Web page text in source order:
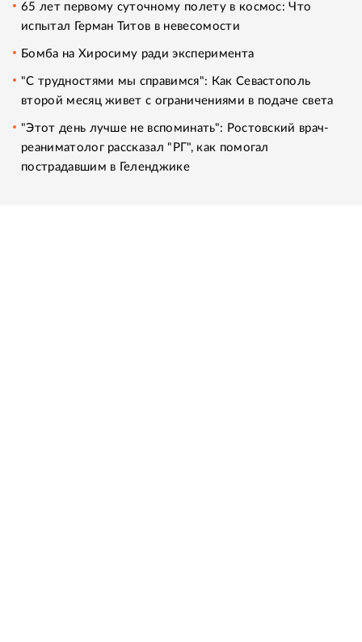
65 лет первому суточному полету в космос: Что
испытал Герман Титов в невесомости
Бомба на Хиросиму ради эксперимента
"С трудностями мы справимся": Как Севастополь
второй месяц живет с ограничениями в подаче света
"Этот день лучше не вспоминать": Ростовский врач-
реаниматолог рассказал "РГ", как помогал
пострадавшим в Геленджике